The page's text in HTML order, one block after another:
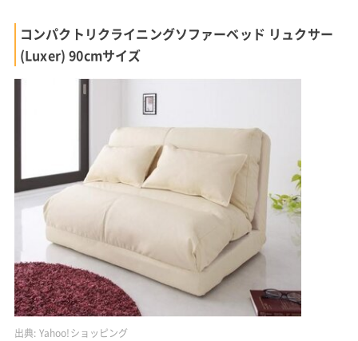
コンパクトリクライニングソファーベッド リュクサー
(Luxer) 90cmサイズ
出典: Yahoo!ショッピング